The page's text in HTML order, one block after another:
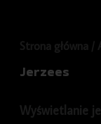
Strona główna /
Jerzees
Wyświetlanie